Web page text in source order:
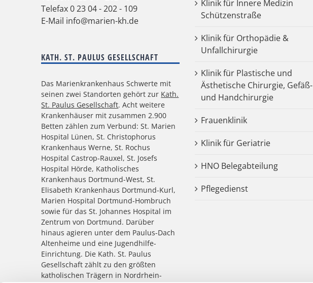
Telefax 0 23 04 - 202 - 109
E-Mail info@marien-kh.de
KATH. ST. PAULUS GESELLSCHAFT
Das Marienkrankenhaus Schwerte mit
seinen zwei Standorten gehört zur Kath.
St. Paulus Gesellschaft. Acht weitere
Krankenhäuser mit zusammen 2.900
Betten zählen zum Verbund: St. Marien
Hospital Lünen, St. Christophorus
Krankenhaus Werne, St. Rochus
Hospital Castrop-Rauxel, St. Josefs
Hospital Hörde, Katholisches
Krankenhaus Dortmund-West, St.
Elisabeth Krankenhaus Dortmund-Kurl,
Marien Hospital Dortmund-Hombruch
sowie für das St. Johannes Hospital im
Zentrum von Dortmund. Darüber
hinaus agieren unter dem Paulus-Dach
Altenheime und eine Jugendhilfe-
Einrichtung. Die Kath. St. Paulus
Gesellschaft zählt zu den größten
katholischen Trägern in Nordrhein-
Klinik für Innere Medizin
Schützenstraße
Klinik für Orthopädie &
Unfallchirurgie
Klinik für Plastische und
Ästhetische Chirurgie, Gefäß-
und Handchirurgie
Frauenklinik
Klinik für Geriatrie
HNO Belegabteilung
Pflegedienst